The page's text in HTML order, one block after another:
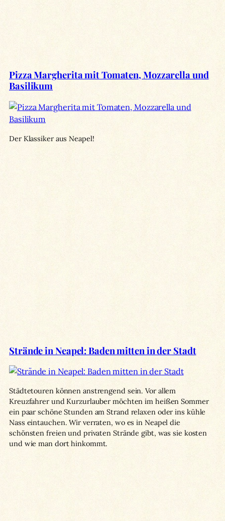
Pizza Margherita mit Tomaten, Mozzarella und
Basilikum
Der Klassiker aus Neapel!
Strände in Neapel: Baden mitten in der Stadt
Städtetouren können anstrengend sein. Vor allem
Kreuzfahrer und Kurzurlauber möchten im heißen Sommer
ein paar schöne Stunden am Strand relaxen oder ins kühle
Nass eintauchen. Wir verraten, wo es in Neapel die
schönsten freien und privaten Strände gibt, was sie kosten
und wie man dort hinkommt.